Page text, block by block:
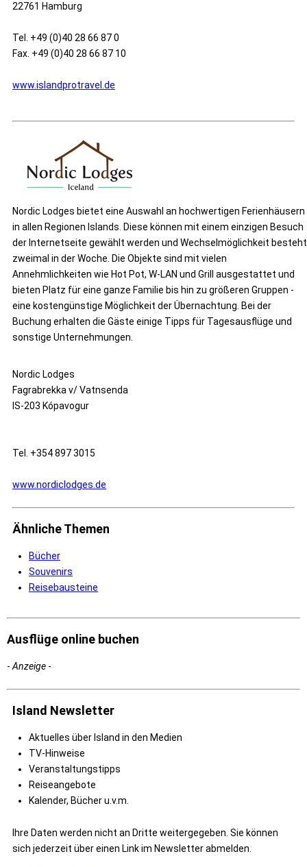
22761 Hamburg
Tel. +49 (0)40 28 66 87 0
Fax. +49 (0)40 28 66 87 10
www.islandprotravel.de
Nordic Lodges bietet eine Auswahl an hochwertigen Ferienhäusern
in allen Regionen Islands. Diese können mit einem einzigen Besuch
der Internetseite gewählt werden und Wechselmöglichkeit besteht
zweimal in der Woche. Die Objekte sind mit vielen
Annehmlichkeiten wie Hot Pot, W-LAN und Grill ausgestattet und
bieten Platz für eine ganze Familie bis hin zu größeren Gruppen -
eine kostengünstige Möglichkeit der Übernachtung. Bei der
Buchung erhalten die Gäste einige Tipps für Tagesausflüge und
sonstige Unternehmungen.
Nordic Lodges
Fagrabrekka v/ Vatnsenda
IS-203 Kópavogur
Tel. +354 897 3015
www.nordiclodges.de
Ähnliche Themen
Bücher
Souvenirs
Reisebausteine
Ausflüge online buchen
- Anzeige -
Island Newsletter
Aktuelles über Island in den Medien
TV-Hinweise
Veranstaltungstipps
Reiseangebote
Kalender, Bücher u.v.m.
Ihre Daten werden nicht an Dritte weitergegeben. Sie können
sich jederzeit über einen Link im Newsletter abmelden.